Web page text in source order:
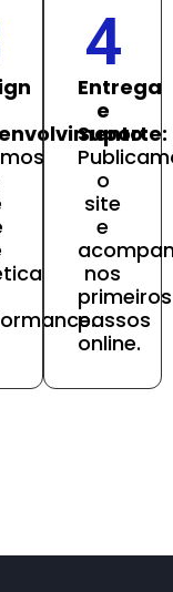
4
Entrega
e
Suporte:
o
site
e
nos
primeiros
passos
online.